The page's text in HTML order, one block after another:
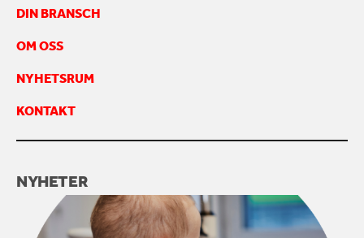
INSPIRATION
FRAMGÅNGSHISTORIER
ARBETA HOS OSS
KONTAKTA OSS
DIN BRANSCH
OM OSS
NYHETSRUM
KONTAKT
NYHETER